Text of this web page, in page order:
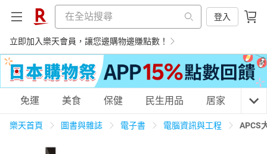
登入
立即加入樂天會員，讓您邊購物邊賺點數！
購物網分類
免運 美食 保健 民生用品 居家 3C
樂天首頁 圖書與雜誌 電子書 電腦資訊與工程 APCS